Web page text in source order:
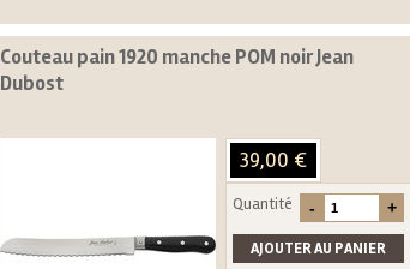
Couteau pain 1920 manche POM noir Jean
Dubost
39,00 €
Quantité